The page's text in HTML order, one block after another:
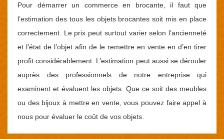
Pour démarrer un commerce en brocante, il faut que
l’estimation des tous les objets brocantes soit mis en place
correctement. Le prix peut surtout varier selon l’ancienneté
et l’état de l’objet afin de le remettre en vente en d’en tirer
profit considérablement. L’estimation peut aussi se dérouler
auprès des professionnels de notre entreprise qui
examinent et évaluent les objets. Que ce soit des meubles
ou des bijoux à mettre en vente, vous pouvez faire appel à
nous pour évaluer le coût de vos objets.